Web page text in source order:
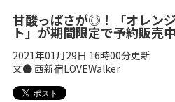
甘酸っぱさが◎！「オレン
ト」が期間限定で予約販売中
2021年01月29日 16時00分更新
文● 西新宿LOVEWalker